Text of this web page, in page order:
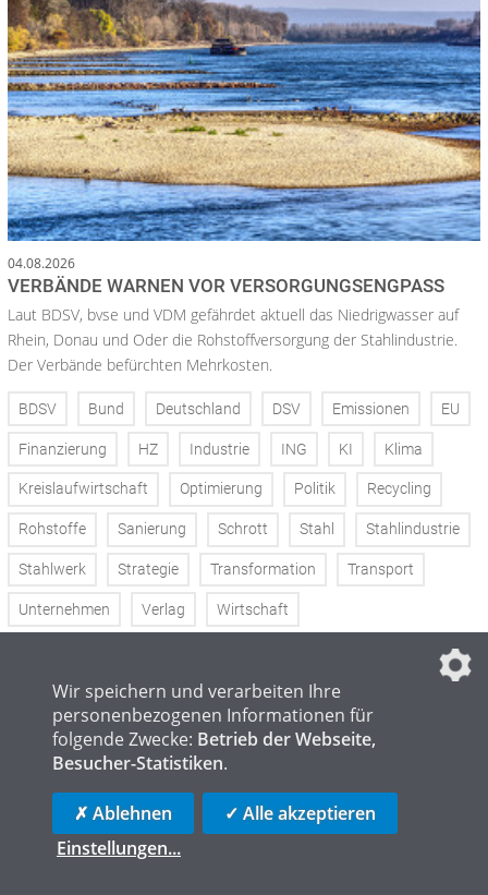
04.08.2026
VERBÄNDE WARNEN VOR VERSORGUNGSENGPASS
Laut BDSV, bvse und VDM gefährdet aktuell das Niedrigwasser auf
Rhein, Donau und Oder die Rohstoffversorgung der Stahlindustrie.
Der Verbände befürchten Mehrkosten.
BDSV Bund Deutschland DSV Emissionen EU
Finanzierung HZ Industrie ING KI Klima
Kreislaufwirtschaft Optimierung Politik Recycling
Rohstoffe Sanierung Schrott Stahl Stahlindustrie
Stahlwerk Strategie Transformation Transport
Unternehmen Verlag Wirtschaft
BLEIBEN SIE INFORMIERT!
Wir speichern und verarbeiten Ihre
personenbezogenen Informationen für
folgende Zwecke: Betrieb der Webseite,
Besucher-Statistiken.
✗ Ablehnen
✓ Alle akzeptieren
Einstellungen...